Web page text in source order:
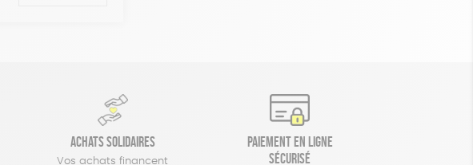
Achats solidaires
Vos achats financent
Paiement en ligne
sécurisé